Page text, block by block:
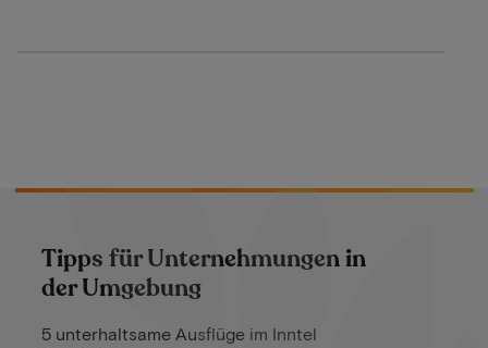
Tipps für Unternehmungen in
der Umgebung
5 unterhaltsame Ausflüge im Inntel